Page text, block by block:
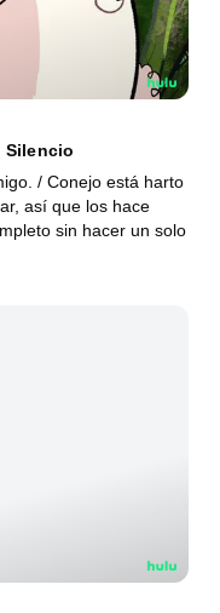
Silencio
/ Conejo está harto
así que los hace
sin hacer un solo